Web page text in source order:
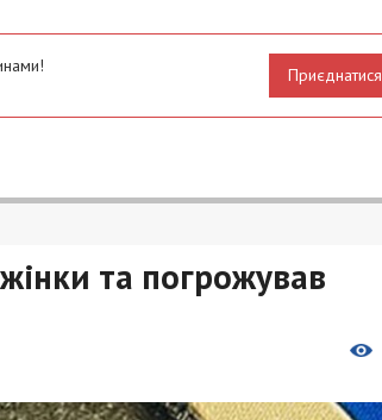
Приєднатися
та погрожував